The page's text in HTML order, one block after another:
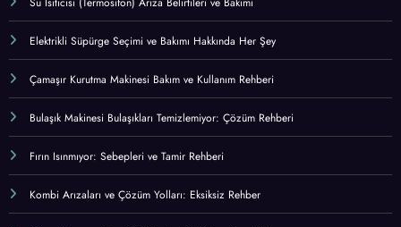
SON EKLENENLER
Beyaz Eşyalarda Enerji Verimliliği: Faturanızı Düşürün
Su Isıtıcısı (Termosifon) Arıza Belirtileri ve Bakımı
Elektrikli Süpürge Seçimi ve Bakımı Hakkında Her Şey
Çamaşır Kurutma Makinesi Bakım ve Kullanım Rehberi
Bulaşık Makinesi Bulaşıkları Temizlemiyor: Çözüm Rehberi